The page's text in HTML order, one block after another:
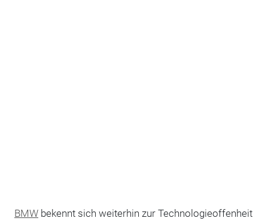
BMWbekennt sich weiterhin zur Technologieoffenheit